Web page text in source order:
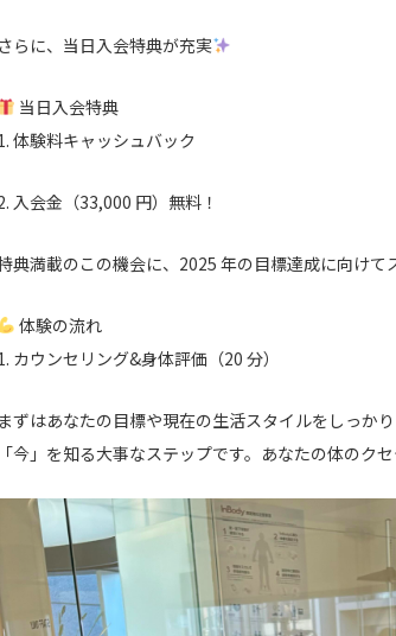
さらに、当日入会特典が充実
当日入会特典
体験料キャッシュバック
入会金（33,000 円）無料！
典満載のこの機会に、2025 年の目標達成に向けて
体験の流れ
カウンセリング&身体評価（20 分）
まずはあなたの目標や現在の生活スタイルをしっか
「今」を知る大事なステップです。あなたの体のク